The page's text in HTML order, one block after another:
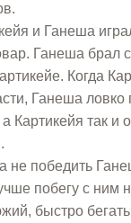
и Ганеша
Ганеша брал
Когда
Ганеша
Картикейя так и
не победить
побегу с ним
быстро